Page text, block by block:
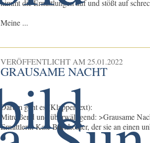
nimmt die Ermittlungen auf und stößt auf
Meine ...
VERÖFFENTLICHT AM25.01.2022
GRAUSAME NACHT
Darum geht es (Klappentext):
Mitreißend und überwältigend: >Grausame
Ermittlerin Kate Burkholder, der sie an einen